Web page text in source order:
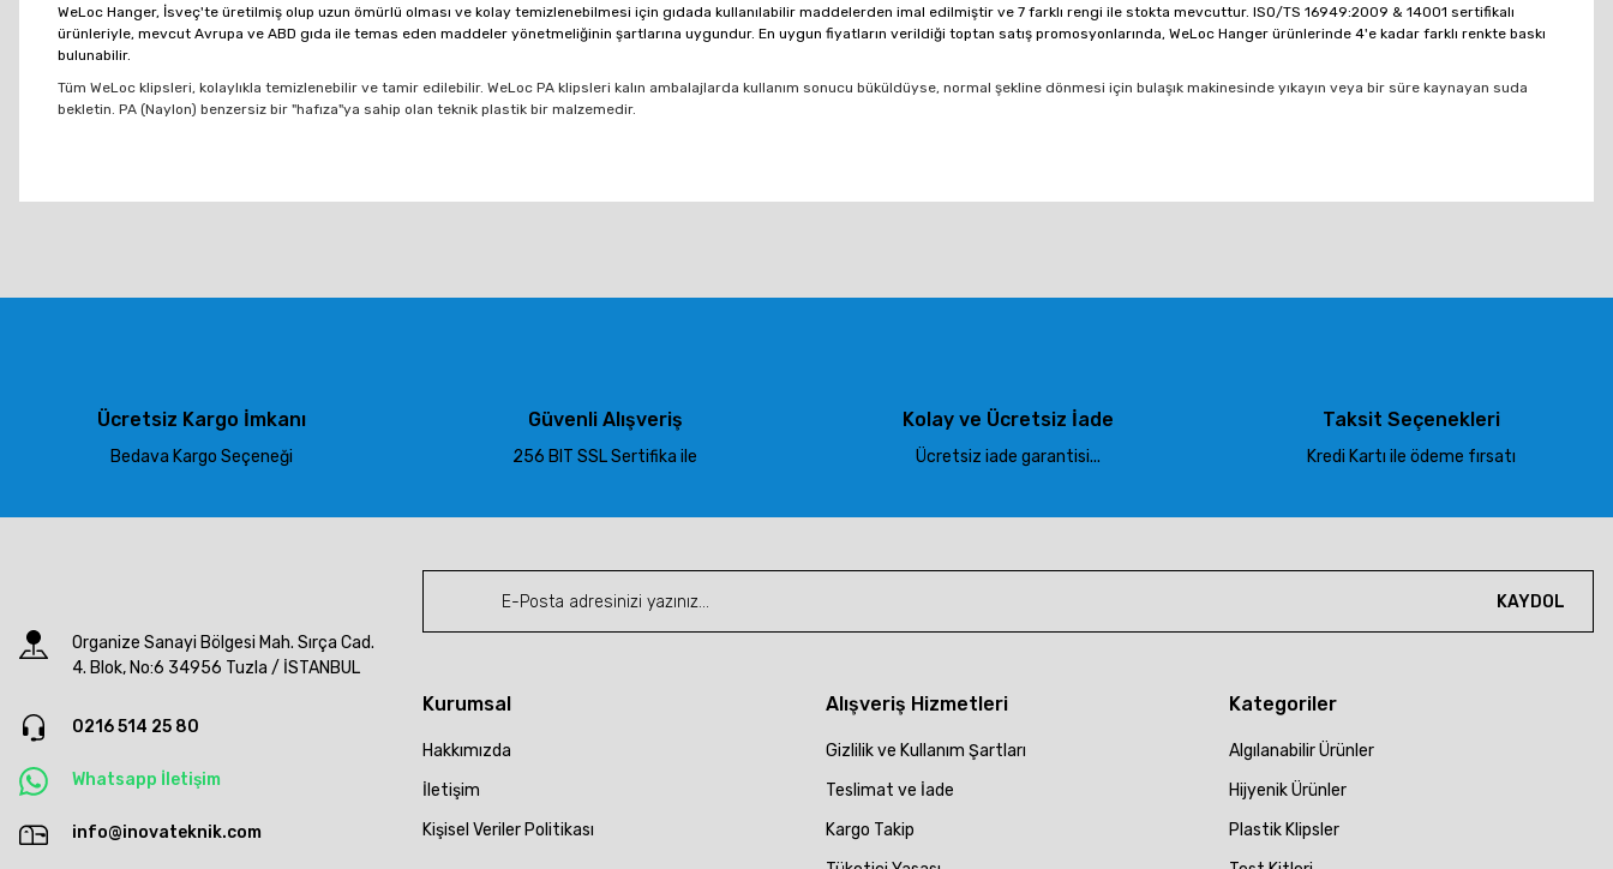
WeLoc Hanger, İsveç'te üretilmiş olup uzun ömürlü olması ve kolay temizlenebilmesi için gıdada kullanılabilir maddelerden imal edilmiştir ve 7 farklı rengi ile stokta mevcuttur. ISO/TS 16949:2009 & 14001 sertifikalı
ürünleriyle, mevcut Avrupa ve ABD gıda ile temas eden maddeler yönetmeliğinin şartlarına uygundur. En uygun fiyatların verildiği toptan satış promosyonlarında, WeLoc Hanger ürünlerinde 4'e kadar farklı renkte baskı
bulunabilir.
Tüm WeLoc klipsleri, kolaylıkla temizlenebilir ve tamir edilebilir. WeLoc PA klipsleri kalın ambalajlarda kullanım sonucu büküldüyse, normal şekline dönmesi için bulaşık makinesinde yıkayın veya bir süre kaynayan suda
bekletin. PA (Naylon) benzersiz bir "hafıza"ya sahip olan teknik plastik bir malzemedir.
Ürün resmi kalitesiz, bozuk veya görüntülenemiyor.
Bu ürüne benzer farklı alternatifler olmalı.
Ücretsiz Kargo İmkanı
Bedava Kargo Seçeneği
Güvenli Alışveriş
256 BIT SSL Sertifika ile
Kolay ve Ücretsiz İade
Ücretsiz iade garantisi...
Taksit Seçenekleri
Kredi Kartı ile ödeme fırsatı
Organize Sanayi Bölgesi Mah. Sırça Cad.
4. Blok, No:6 34956 Tuzla / İSTANBUL
0216 514 25 80
Whatsapp İletişim
info@inovateknik.com
KAYDOL
Kurumsal
Hakkımızda
İletişim
Kişisel Veriler Politikası
Alışveriş Hizmetleri
Gizlilik ve Kullanım Şartları
Teslimat ve İade
Kargo Takip
Kategoriler
Algılanabilir Ürünler
Hijyenik Ürünler
Plastik Klipsler